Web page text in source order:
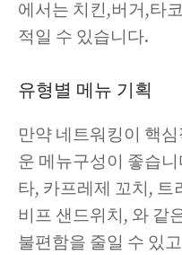
에서는 치킨,버거,타
적일 수 있습니다.
유형별 메뉴 기획
만약 네트워킹이 핵
운 메뉴구성이 좋습
타, 카프레제 꼬치,
비프 샌드위치, 와 같
불편함을 줄일 수 있